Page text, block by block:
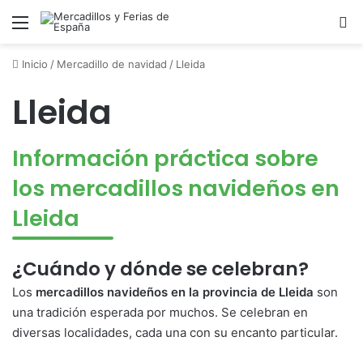
Menú
Inicio / Mercadillo de navidad / Lleida
Lleida
Información práctica sobre
los mercadillos navideños en
Lleida
¿Cuándo y dónde se celebran?
Los mercadillos navideños en la provincia de Lleida son
una tradición esperada por muchos. Se celebran en
diversas localidades, cada una con su encanto particular.